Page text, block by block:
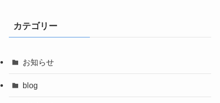
カテゴリー
お知らせ
blog